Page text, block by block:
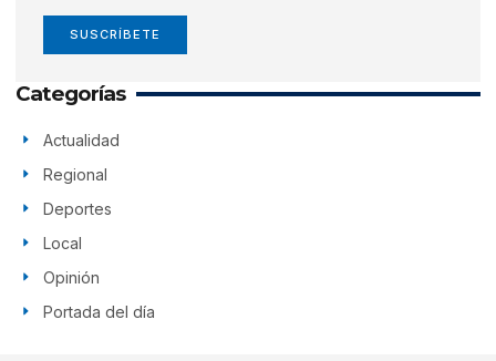
SUSCRÍBETE
Categorías
Actualidad
Regional
Deportes
Local
Opinión
Portada del día